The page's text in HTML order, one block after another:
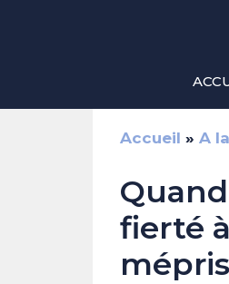
Accueil » A
fierté